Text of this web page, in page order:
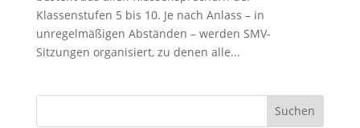
Klassenstufen 5 bis 10. Je nach Anlass – in
unregelmäßigen Abständen – werden SMV-
Sitzungen organisiert, zu denen alle...
Suchen